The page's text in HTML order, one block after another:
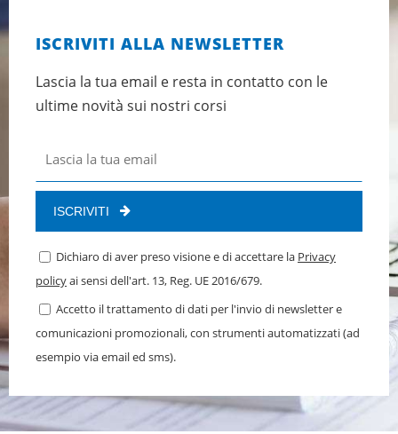
ISCRIVITI ALLA NEWSLETTER
Lascia la tua email e resta in contatto con le
ultime novità sui nostri corsi
ISCRIVITI
Dichiaro di aver preso visione e di accettare la Privacy
policyai sensi dell'art. 13, Reg. UE 2016/679.
Accetto il trattamento di dati per l'invio di newsletter e
comunicazioni promozionali, con strumenti automatizzati (ad
esempio via email ed sms).